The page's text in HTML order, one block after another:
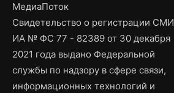
МедиаПоток
Свидетельство о регистрации СМИ
ИА № ФС 77 - 82389 от 30 декабря
2021 года выдано Федеральной
службы по надзору в сфере связи,
информационных технологий и